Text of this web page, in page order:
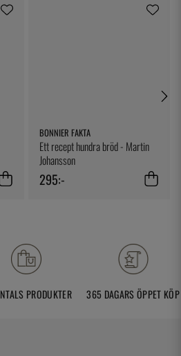
BONNIER FAKTA
Ett recept hundra bröd - Martin
Johansson
295:-
PRODUKTER 365 DAGARS ÖPPET KÖP